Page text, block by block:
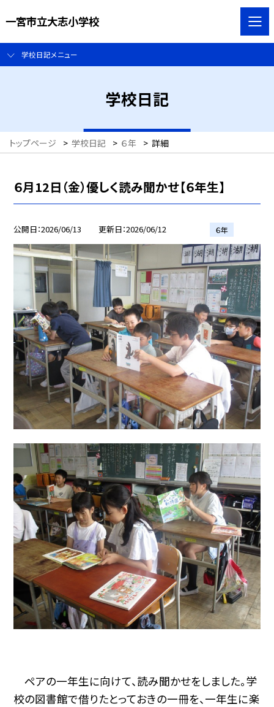
一宮市立大志小学校
学校日記メニュー
学校日記
トップページ > 学校日記 > ６年 > 詳細
６月12日（金）優しく読み聞かせ【６年生】
公開日 2026/06/13 更新日 2026/06/12 ６年
ペアの一年生に向けて、読み聞かせをしました。学
校の図書館で借りたとっておきの一冊を、一年生に楽